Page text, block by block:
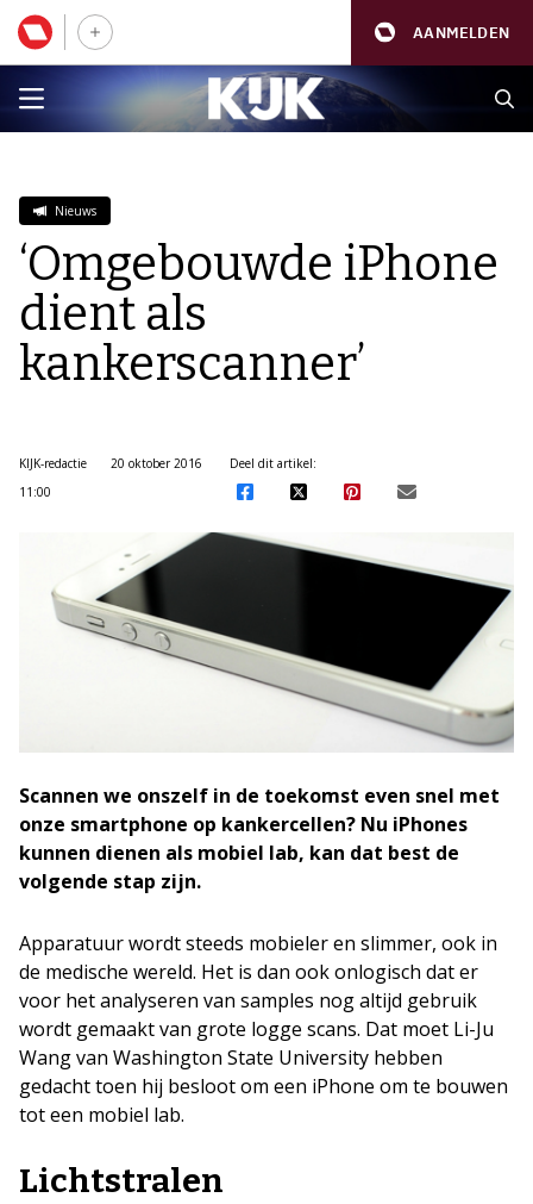
AANMELDEN
Nieuws
‘Omgebouwde iPhone
dient als
kankerscanner’
KIJK-redactie
20 oktober 2016
11:00
Deel dit artikel:
Scannen we onszelf in de toekomst even snel met
onze smartphone op kankercellen? Nu iPhones
kunnen dienen als mobiel lab, kan dat best de
volgende stap zijn.
Apparatuur wordt steeds mobieler en slimmer, ook in
de medische wereld. Het is dan ook onlogisch dat er
voor het analyseren van samples nog altijd gebruik
wordt gemaakt van grote logge scans. Dat moet Li-Ju
Wang van Washington State University hebben
gedacht toen hij besloot om een iPhone om te bouwen
tot een mobiel lab.
Lichtstralen